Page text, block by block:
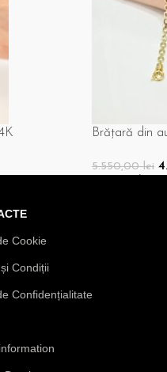
Brățară din
5.550,00lei
Cookie
Condiții
Confidențialitate